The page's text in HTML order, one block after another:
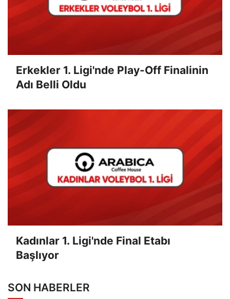
Erkekler 1. Ligi'nde Play-Off Finalinin
Adı Belli Oldu
Kadınlar 1. Ligi'nde Final Etabı
Başlıyor
SON HABERLER